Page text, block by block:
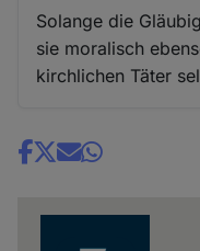
Solange die
sie moralisch
kirchlichen Täter
Share